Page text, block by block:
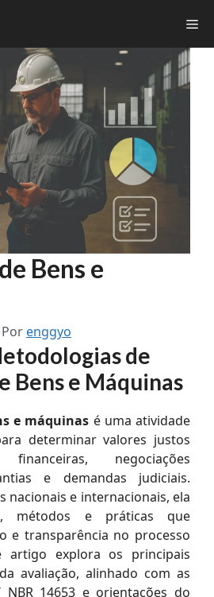
Bens e
Por enggyo
de
Bens e Máquinas
e máquinas é uma atividade
determinar valores justos
negociações
e demandas judiciais.
nacionais e internacionais, ela
métodos e práticas que
e transparência no processo
artigo explora os principais
avaliação, alinhado com as
NBR 14653 e orientações do